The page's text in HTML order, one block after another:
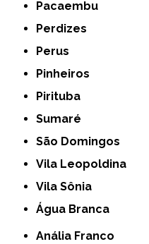
Pacaembu
Perdizes
Perus
Pinheiros
Pirituba
Sumaré
São Domingos
Vila Leopoldina
Vila Sônia
Água Branca
Anália Franco